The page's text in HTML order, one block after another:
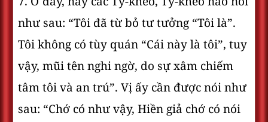
như sau: “Tôi đã từ bỏ tư tưởng “Tôi là”.
Tôi không có tùy quán “Cái này là tôi”, tuy
vậy, mũi tên nghi ngờ, do sự xâm chiếm
tâm tôi và an trú”. Vị ấy cần được nói như
sau: “Chớ có như vậy, Hiền giả chớ có nói